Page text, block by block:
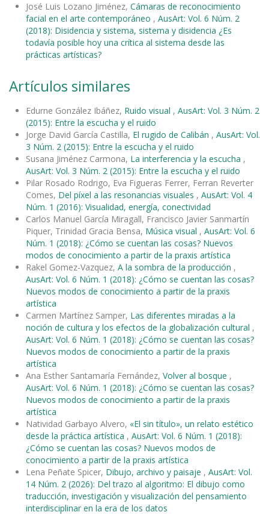
José Luis Lozano Jiménez, Cámaras de reconocimiento
facial en el arte contemporáneo , AusArt: Vol. 6 Núm. 2
(2018): Disidencia y sistema, sistema y disidencia ¿Es
todavía posible hoy una crítica al sistema desde las
prácticas artísticas?
Artículos similares
Edurne González Ibáñez, Ruido visual , AusArt: Vol. 3 Núm. 2
(2015): Entre la escucha y el ruido
Jorge David García Castilla, El rugido de Calibán , AusArt: Vol.
3 Núm. 2 (2015): Entre la escucha y el ruido
Susana Jiménez Carmona, La interferencia y la escucha ,
AusArt: Vol. 3 Núm. 2 (2015): Entre la escucha y el ruido
Pilar Rosado Rodrigo, Eva Figueras Ferrer, Ferran Reverter
Comes, Del píxel a las resonancias visuales , AusArt: Vol. 4
Núm. 1 (2016): Visualidad, energía, conectividad
Carlos Manuel García Miragall, Francisco Javier Sanmartín
Piquer, Trinidad Gracia Bensa, Música visual , AusArt: Vol. 6
Núm. 1 (2018): ¿Cómo se cuentan las cosas? Nuevos
modos de conocimiento a partir de la praxis artística
Rakel Gomez-Vazquez, A la sombra de la producción ,
AusArt: Vol. 6 Núm. 1 (2018): ¿Cómo se cuentan las cosas?
Nuevos modos de conocimiento a partir de la praxis
artística
Carmen Martínez Samper, Las diferentes miradas a la
noción de cultura y los efectos de la globalización cultural ,
AusArt: Vol. 6 Núm. 1 (2018): ¿Cómo se cuentan las cosas?
Nuevos modos de conocimiento a partir de la praxis
artística
Ana Esther Santamaría Fernández, Volver al bosque ,
AusArt: Vol. 6 Núm. 1 (2018): ¿Cómo se cuentan las cosas?
Nuevos modos de conocimiento a partir de la praxis
artística
Natividad Garbayo Alvero, «El sin título», un relato estético
desde la práctica artística , AusArt: Vol. 6 Núm. 1 (2018):
¿Cómo se cuentan las cosas? Nuevos modos de
conocimiento a partir de la praxis artística
Lena Peñate Spicer, Dibujo, archivo y paisaje , AusArt: Vol.
14 Núm. 2 (2026): Del trazo al algoritmo: El dibujo como
traducción, investigación y visualización del pensamiento
interdisciplinar en la era de los datos